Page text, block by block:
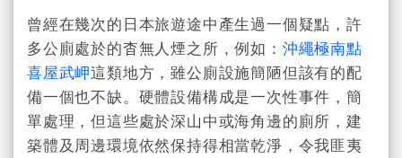
曾經在幾次的日本旅遊途中產生過一個疑點，許
多公廁處於的杳無人煙之所，例如： 沖繩極南點
喜屋武岬這類地方，雖公廁設施簡陋但該有的配
備一個也不缺。硬體設備構成是一次性事件，簡
單處理，但這些處於深山中或海角邊的廁所，建
築體及周邊環境依然保持得相當乾淨，令我匪夷